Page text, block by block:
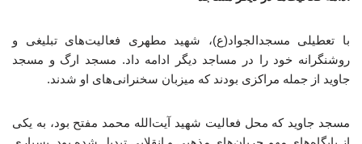
با تعطیلی مسجدالجواد(ع)، شهید مطهری فعالیت‌های تبلیغی و
روشنگرانه خود را در مساجد دیگر ادامه داد. مسجد ارگ و مسجد
جاوید از جمله مراکزی بودند که میزبان سخنرانی‌های او شدند.
مسجد جاوید که محل فعالیت شهید آیت‌الله محمد مفتح بود، به یکی